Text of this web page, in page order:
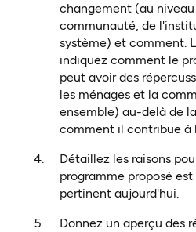
changement (au
communauté, de
système) et comment.
indiquez comment le
peut avoir des
les ménages et la
ensemble) au-delà de
comment il contribue à
Détaillez les raisons
programme proposé
pertinent aujourd'hui.
Donnez un aperçu des